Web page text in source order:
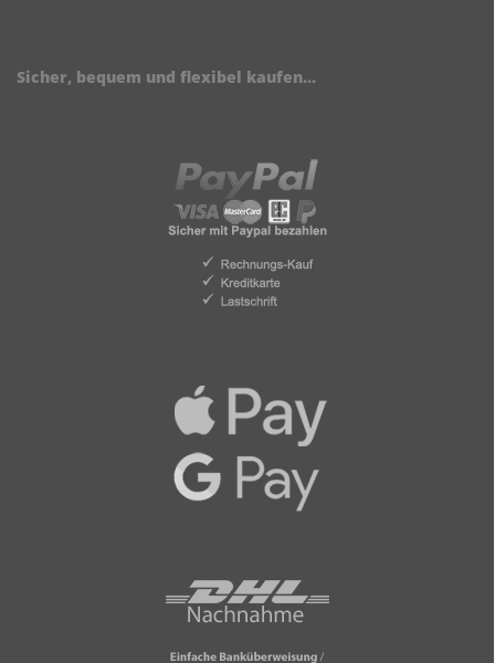
Sicher, bequem und flexibel kaufen...